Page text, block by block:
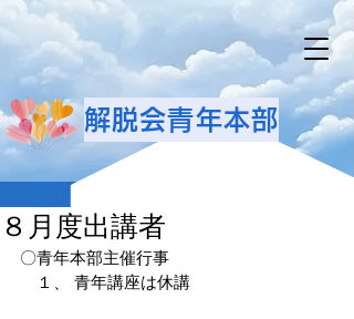
解脱会青年本部
８月度出講者
〇青年本部主催行事
１、 青年講座は休講